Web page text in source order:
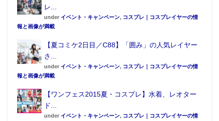
レ...
under イベント・キャンペーン, コスプレ｜コスプレイヤーの情
報と画像が満載
【夏コミケ2日目／C88】「囲み」の人気レイヤー
さ...
under イベント・キャンペーン, コスプレ｜コスプレイヤーの情
報と画像が満載
【ワンフェス2015夏・コスプレ】水着、レオター
ド...
under イベント・キャンペーン, コスプレ｜コスプレイヤーの情